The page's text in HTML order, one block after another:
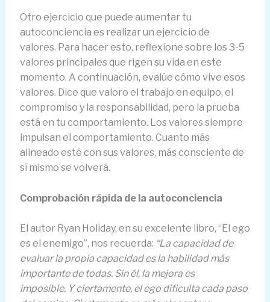
Otro ejercicio que puede aumentar tu
autoconciencia es realizar un ejercicio de
valores. Para hacer esto, reflexione sobre los 3-5
valores principales que rigen su vida en este
momento. A continuación, evalúe cómo vive esos
valores. Dice que valoro el trabajo en equipo, el
compromiso y la responsabilidad, pero la prueba
está en tu comportamiento. Los valores siempre
impulsan el comportamiento. Cuanto más
alineado esté con sus valores, más consciente de
sí mismo se volverá.
Comprobación rápida de la autoconciencia
El autor Ryan Holiday, en su excelente libro, “El ego
es el enemigo”, nos recuerda: “La capacidad de
evaluar la propia capacidad es la habilidad más
importante de todas. Sin él, la mejora es
imposible. Y ciertamente, el ego dificulta cada paso